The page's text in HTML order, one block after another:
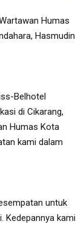
Humas
Hasmudin
Belhotel
di Cikarang,
Humas Kota
kami dalam
untuk
Kedepannya kami